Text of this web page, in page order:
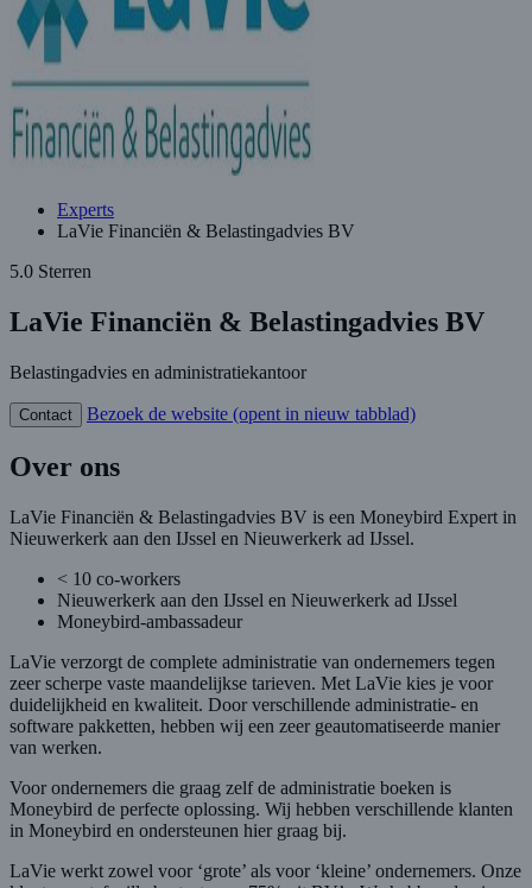
Experts
LaVie Financiën & Belastingadvies BV
5.0 Sterren
LaVie Financiën & Belastingadvies BV
Belastingadvies en administratiekantoor
Contact Bezoek de website (opent in nieuw tabblad)
Over ons
LaVie Financiën & Belastingadvies BV is een Moneybird Expert in
Nieuwerkerk aan den IJssel en Nieuwerkerk ad IJssel.
< 10 co-workers
Nieuwerkerk aan den IJssel en Nieuwerkerk ad IJssel
Moneybird-ambassadeur
LaVie verzorgt de complete administratie van ondernemers tegen
zeer scherpe vaste maandelijkse tarieven. Met LaVie kies je voor
duidelijkheid en kwaliteit. Door verschillende administratie- en
software pakketten, hebben wij een zeer geautomatiseerde manier
van werken.
Voor ondernemers die graag zelf de administratie boeken is
Moneybird de perfecte oplossing. Wij hebben verschillende klanten
in Moneybird en ondersteunen hier graag bij.
LaVie werkt zowel voor ‘grote’ als voor ‘kleine’ ondernemers. Onze